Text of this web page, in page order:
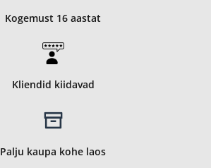
Kogemust 16 aastat
Kliendid kiidavad
Palju kaupa kohe laos